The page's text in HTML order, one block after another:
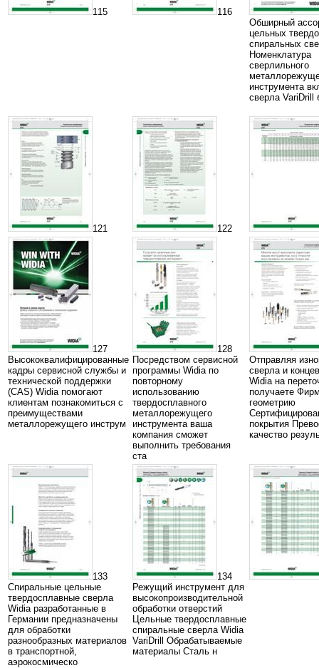
115
116
Обширный
цельных
спиральных
Номенклатура
сверлильного
инструмента
сверла VariDrill
121 122
127
Высококвалифицированные
кадры сервисной службы и
технической поддержки
(CAS) Widia помогают
клиентам познакомиться с
преимуществами
металлорежущего инструм
128
Посредством сервисной
программы Widia по
повторному
использованию
твердосплавного
металлорежущего
инструмента ваша
компания сможет
выполнить требования
ста
Отправляя
сверла и
Widia на
получаете
геометрию
покрытия
качество
133
Спиральные цельные
твердосплавные сверла
Widia разработанные в
Германии предназначены
для обработки
разнообразных материалов
в транспортной,
аэрокосмическо
134
Режущий инструмент для
высокопроизводительной
обработки отверстий
Цельные твердосплавные
спиральные сверла Widia
VariDrill Обрабатываемые
материалы Сталь н